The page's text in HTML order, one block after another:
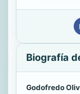
Biografía
Godofredo